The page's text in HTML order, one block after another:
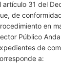
artículo 31 del
de
en
Público
de
a: